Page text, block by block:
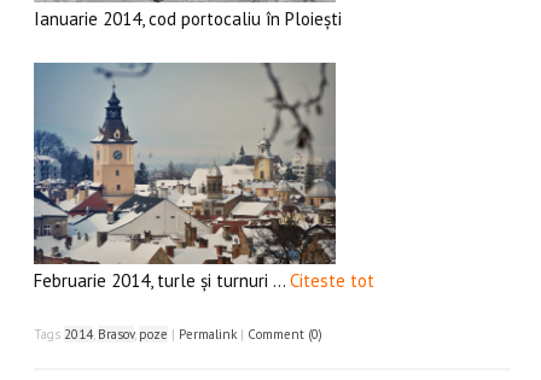
Ianuarie 2014, cod portocaliu în Ploiești
Februarie 2014, turle și turnuri … Citeste tot
Tags 2014, Brasov, poze | Permalink | Comment (0)